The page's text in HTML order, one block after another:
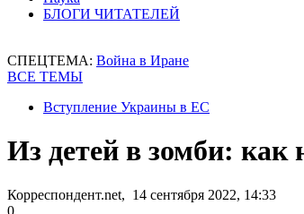
БЛОГИ ЧИТАТЕЛЕЙ
СПЕЦТЕМА: Война в Иране
ВСЕ ТЕМЫ
Вступление Украины в ЕС
Из детей в зомби: как
Корреспондент.net, 14 сентября 2022, 14:33
0